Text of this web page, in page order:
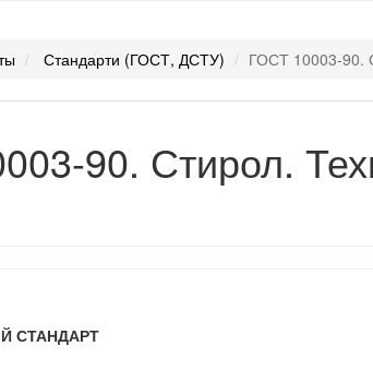
Стандарти (ГОСТ, ДСТУ) ГОСТ 10003-90.
90. Стирол.
СТАНДАРТ